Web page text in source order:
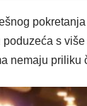
s
nemaju priliku